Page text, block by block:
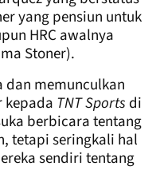
yang pensiun untuk
HRC awalnya
Stoner).
dan memunculkan
kepada TNT Sports di
berbicara tentang
tetapi seringkali hal
sendiri tentang